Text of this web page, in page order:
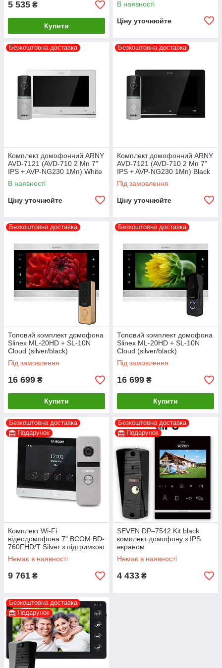
5 535 ₴
Купити
В наявності
Ціну уточнюйте
Безкоштовна доставка
Комплект домофонний ARNY
AVD-7121 (AVD-710 2 Мп 7"
IPS + AVP-NG230 1Мп) White
В наявності
Ціну уточнюйте
Безкоштовна доставка
Комплект домофонний ARNY
AVD-7121 (AVD-710 2 Мп 7"
IPS + AVP-NG230 1Мп) Black
Під замовлення
Ціну уточнюйте
Безкоштовна доставка
Топовий комплект домофона
Slinex ML-20HD + SL-10N
Cloud (silver/black)
Під замовлення
16 699 ₴
Купити
Безкоштовна доставка
Топовий комплект домофона
Slinex ML-20HD + SL-10N
Cloud (silver/black)
Під замовлення
16 699 ₴
Купити
Безкоштовна доставка
Подарунок
Комплект Wi-Fi
відеодомофонa 7" BCOM BD-
760FHD/T Silver з підтримкою
Tuya Smart + BT-400FHD
Silver
Немає в наявності
9 761 ₴
Безкоштовна доставка
Подарунок
SEVEN DP–7542 Kit black
комплект домофону з IPS
екраном
Немає в наявності
4 433 ₴
Безкоштовна доставка
Подарунок